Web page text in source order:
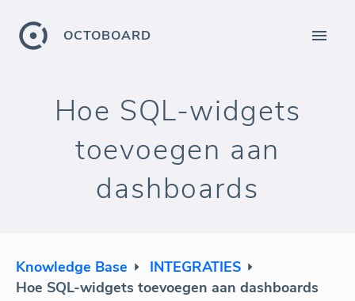
OCTOBOARD
Hoe SQL-widgets
toevoegen aan
dashboards
Knowledge Base
INTEGRATIES
Hoe SQL-widgets toevoegen aan dashboards